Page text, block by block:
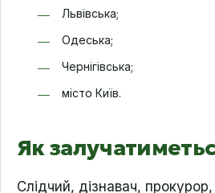
Львівська;
Одеська;
Чернігівська;
місто Київ.
Як
Слідчий, дізнавач,